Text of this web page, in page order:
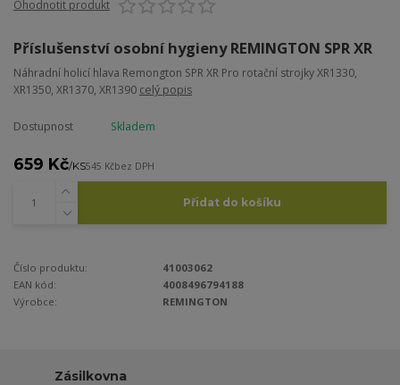
Ohodnotit produkt
Příslušenství osobní hygieny REMINGTON SPR XR
Náhradní holicí hlava Remongton SPR XR Pro rotační strojky XR1330,
XR1350, XR1370, XR1390 celý popis
Dostupnost Skladem
659 Kč/KS545 Kčbez DPH
Přidat do košíku
Číslo produktu:
41003062
EAN kód:
4008496794188
Výrobce:
REMINGTON
Zásilkovna